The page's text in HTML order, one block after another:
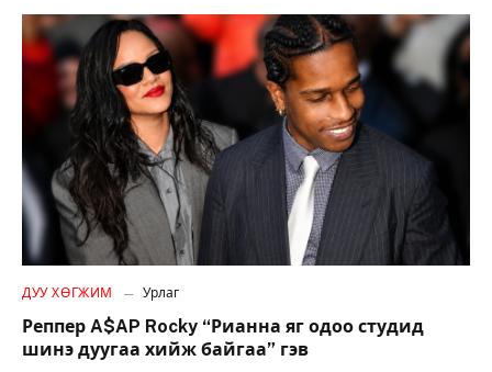
ДУУ ХӨГЖИМ Урлаг
Реппер A$AP Rocky “Рианна яг одоо студид
шинэ дуугаа хийж байгаа” гэв